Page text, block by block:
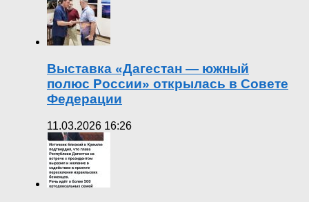
Выставка «Дагестан — южный
полюс России» открылась в Совете
Федерации
11.03.2026 16:26